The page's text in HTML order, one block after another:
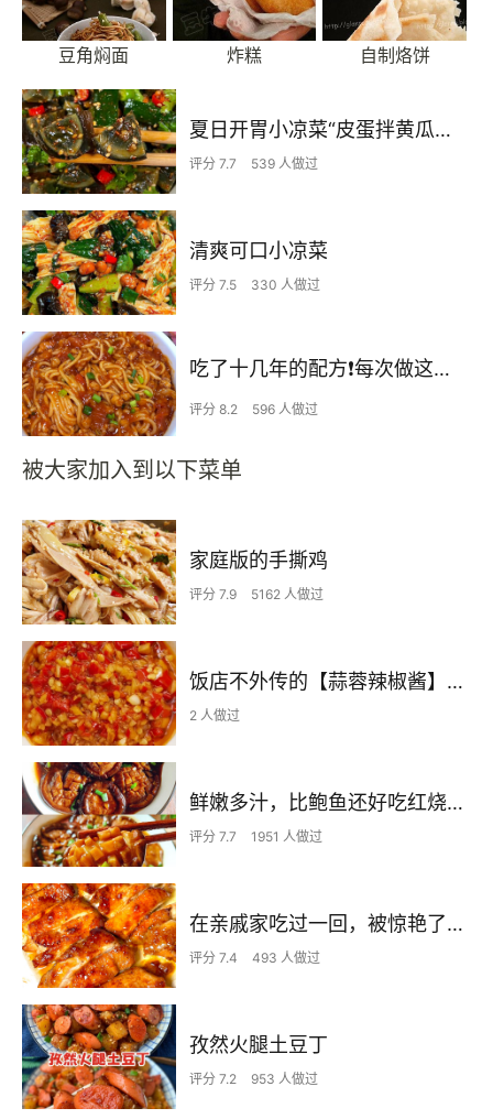
豆角焖面 炸糕 自制烙饼
夏日开胃小凉菜“皮蛋拌黄瓜🥒”开胃减脂
评分 7.7 539 人做过
清爽可口小凉菜
评分 7.5 330 人做过
吃了十几年的配方❗️每次做这至少吃2碗
评分 8.2 596 人做过
被大家加入到以下菜单
家庭版的手撕鸡
评分 7.9 5162 人做过
饭店不外传的【蒜蓉辣椒酱】自己在家也可以做出
2 人做过
鲜嫩多汁，比鲍鱼还好吃红烧香菇
评分 7.7 1951 人做过
在亲戚家吃过一回，被惊艳了…
评分 7.4 493 人做过
孜然火腿土豆丁
评分 7.2 953 人做过